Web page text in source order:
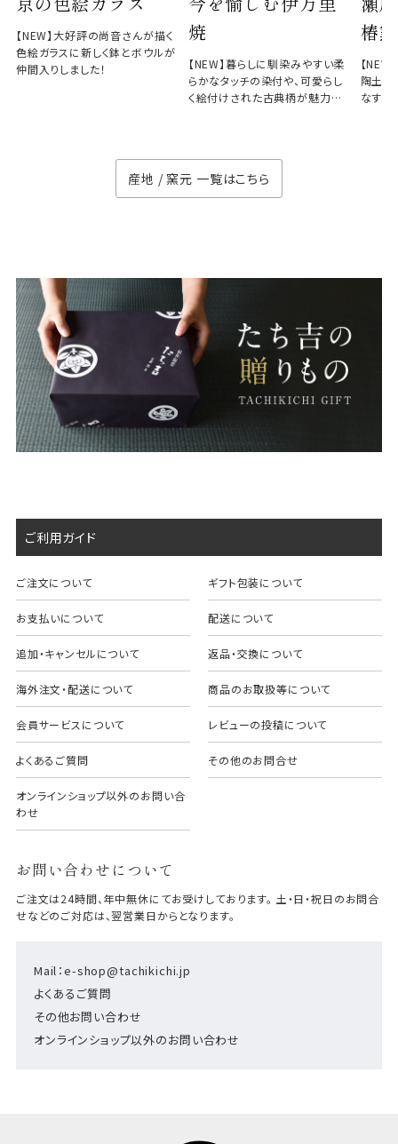
【NEW】大好評の尚音さんが描く
色絵ガラスに新しく鉢とボウルが
仲間入りしました！
焼
【NEW】暮らしに馴染みやすい柔
らかなタッチの染付や、可愛らし
く絵付けされた古典柄が魅力の
椿窯
【
陶土と
なす、
産地 / 窯元 一覧はこちら
ご利用ガイド
ご注文について ギフト包装について
お支払いについて 配送について
追加・キャンセルについて 返品・交換について
海外注文・配送について 商品のお取扱等について
会員サービスについて レビューの投稿について
よくあるご質問 その他のお問合せ
オンラインショップ以外のお問い合
わせ
お問い合わせについて
Mail：e-shop@tachikichi.jp
よくあるご質問
その他お問い合わせ
オンラインショップ以外のお問い合わせ
ご注文は24時間、年中無休にてお受けしております。 土・日・祝日のお問合
せなどのご対応は、翌営業日からとなります。